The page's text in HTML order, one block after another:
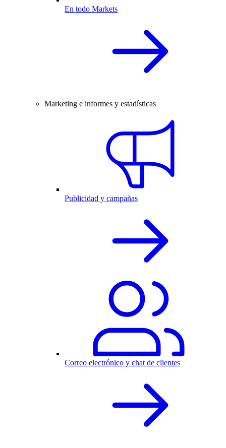
En todo Markets
Marketing e informes y estadísticas
Publicidad y campañas
Correo electrónico y chat de clientes